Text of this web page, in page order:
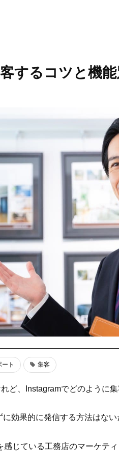
するコツと機
ト 集客
ど、Instagramでどのように
効果的に発信する方法はない
じている工務店のマーケテ